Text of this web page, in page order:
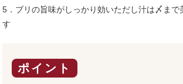
5．ブリの旨味がしっかり効いただし汁は〆まで
す
ポイント